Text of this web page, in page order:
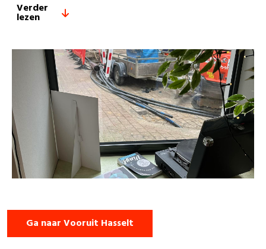
Verder
lezen
Ga naar Vooruit Hasselt